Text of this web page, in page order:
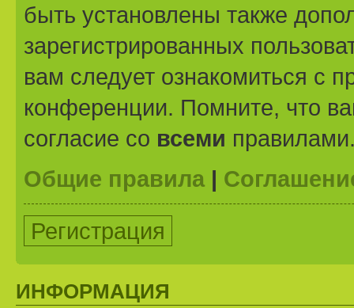
быть установлены также
зарегистрированных
вам следует ознакомиться с
конференции. Помните, что
согласие со всеми
Общие правила |
Регистрация
ИНФОРМАЦИЯ